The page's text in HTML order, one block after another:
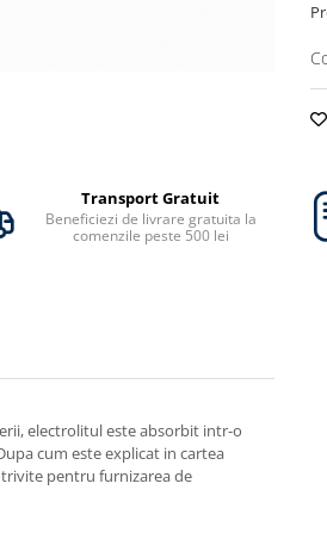
Transport Gratuit
Beneficiezi de livrare gratuita la
comenzile peste 500 lei
electrolitul este absorbit intr-o
cum este explicat in cartea
pentru furnizarea de